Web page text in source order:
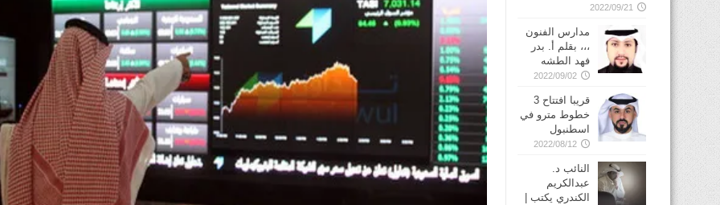
2022/09/21
مدارس الفنون
،،، بقلم أ. بدر
فهد الطشه
2022/09/02
قريبا افتتاح 3
خطوط مترو في
2022/08/12
النائب د.
عبدالكريم
الكندري يكتب |